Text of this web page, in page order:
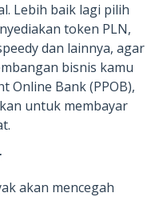
Lebih baik lagi pilih
token PLN,
dan lainnya, agar
bisnis kamu
Online Bank (PPOB),
untuk membayar
akan mencegah